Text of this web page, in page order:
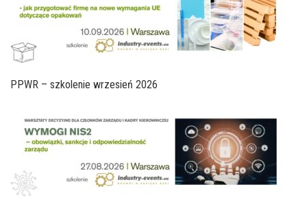
PPWR – szkolenie wrzesień 2026